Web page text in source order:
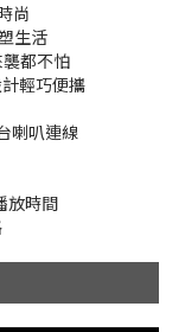
尚
生活
都不怕
輕巧便攜
喇叭連線
放時間